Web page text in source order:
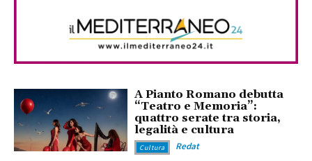
A Pianto Romano debutta
“Teatro e Memoria”:
quattro serate tra storia,
legalità e cultura
Cultura Redat